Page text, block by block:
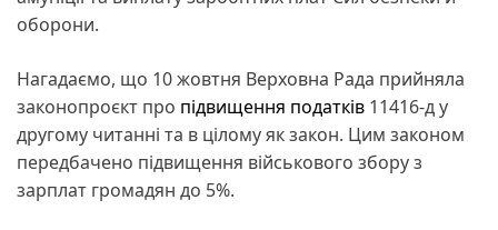
оборони.
Нагадаємо, що 10 жовтня Верховна Рада прийняла
законопроєкт про підвищення податків 11416-д у
другому читанні та в цілому як закон. Цим законом
передбачено підвищення військового збору з
зарплат громадян до 5%.